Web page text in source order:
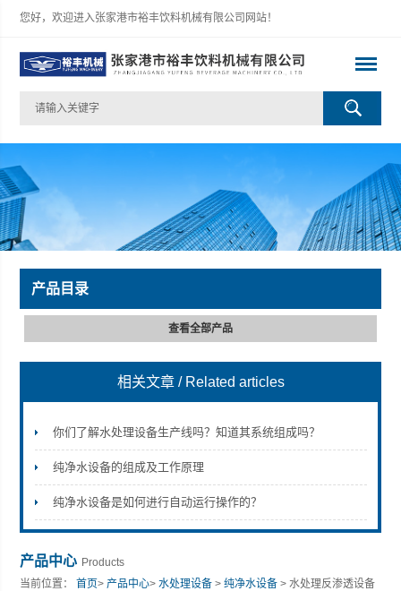
您好，欢迎进入张家港市裕丰饮料机械有限公司网站！
张家港市裕丰饮料机械有限公司
产品目录
查看全部产品
相关文章 / Related articles
你们了解水处理设备生产线吗？知道其系统组成吗？
纯净水设备的组成及工作原理
纯净水设备是如何进行自动运行操作的？
产品中心 Products
当前位置：首页>产品中心>水处理设备 >纯净水设备 > 水处理反渗透设备